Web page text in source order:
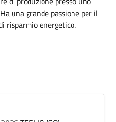
una grande passione per il
risparmio energetico.